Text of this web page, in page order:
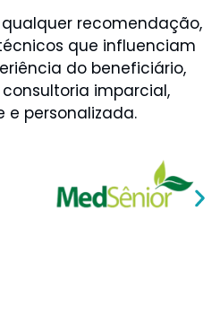
recomendação,
que influenciam
do beneficiário,
imparcial,
e personalizada.